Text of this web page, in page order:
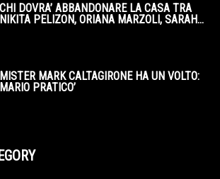
CHI DOVRA’ ABBANDONARE LA CASA TRA
NIKITA PELIZON, ORIANA MARZOLI, SARAH...
MISTER MARK CALTAGIRONE HA UN VOLTO:
MARIO PRATICO’